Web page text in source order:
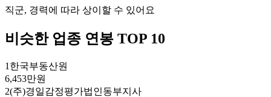
직군, 경력에 따라 상이할 수 있어요
비슷한 업종 연봉 TOP 10
1 한국부동산원
6,453만원
2(주)경일감정평가법인동부지사